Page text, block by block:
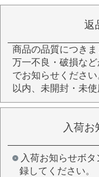
返
商品の品質につき
万一不良・破損な
でお知らせくださ
以内、未開封・未使
入荷お
入荷お知らせボ
録してください。